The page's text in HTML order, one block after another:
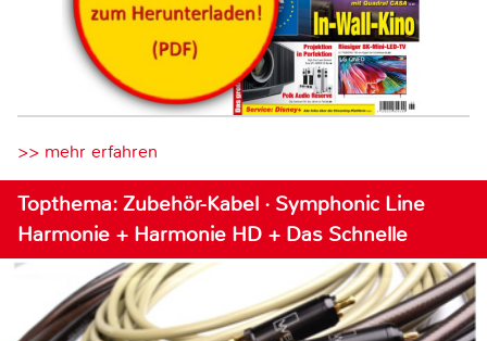
>> mehr erfahren
Topthema: Zubehör-Kabel · Symphonic Line
Harmonie + Harmonie HD + Das Schnelle